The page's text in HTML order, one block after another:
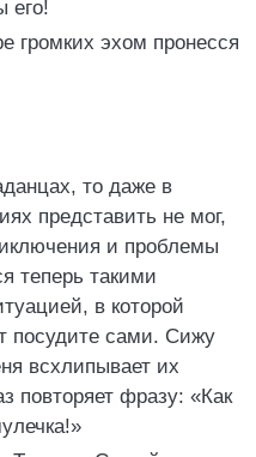
его!
громких эхом пронесся
то даже в
представить не мог,
и проблемы
теперь такими
в которой
посудите сами. Сижу
всхлипывает их
повторяет фразу: «Как